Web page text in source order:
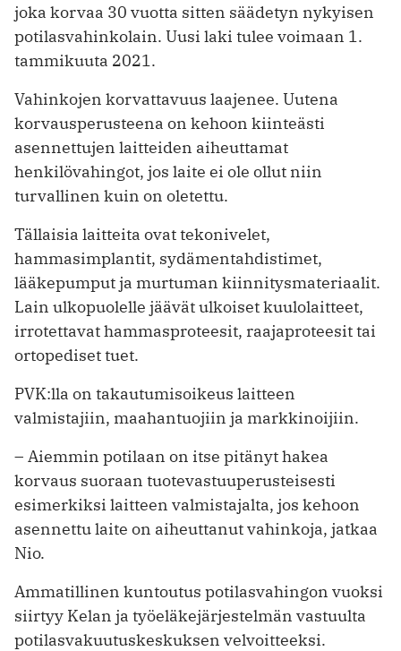
joka korvaa 30 vuotta sitten säädetyn nykyisen
potilasvahinkolain. Uusi laki tulee voimaan 1.
tammikuuta 2021.
Vahinkojen korvattavuus laajenee. Uutena
korvausperusteena on kehoon kiinteästi
asennettujen laitteiden aiheuttamat
henkilövahingot, jos laite ei ole ollut niin
turvallinen kuin on oletettu.
Tällaisia laitteita ovat tekonivelet,
hammasimplantit, sydämentahdistimet,
lääkepumput ja murtuman kiinnitysmateriaalit.
Lain ulkopuolelle jäävät ulkoiset kuulolaitteet,
irrotettavat hammasproteesit, raajaproteesit tai
ortopediset tuet.
PVK:lla on takautumisoikeus laitteen
valmistajiin, maahantuojiin ja markkinoijiin.
– Aiemmin potilaan on itse pitänyt hakea
korvaus suoraan tuotevastuuperusteisesti
esimerkiksi laitteen valmistajalta, jos kehoon
asennettu laite on aiheuttanut vahinkoja, jatkaa
Nio.
Ammatillinen kuntoutus potilasvahingon vuoksi
siirtyy Kelan ja työeläkejärjestelmän vastuulta
potilasvakuutuskeskuksen velvoitteeksi.